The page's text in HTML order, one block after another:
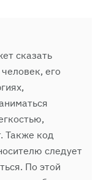
сказать
его
Также код
следует
По этой